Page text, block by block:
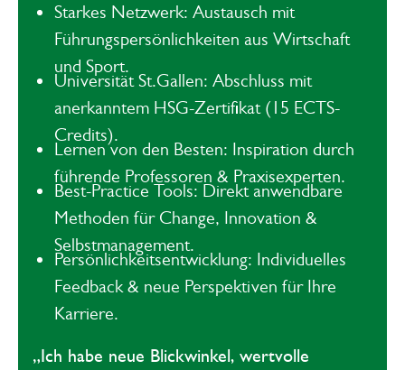
Starkes Netzwerk: Austausch mit
Führungspersönlichkeiten aus Wirtschaft
und Sport.
Universität St.Gallen: Abschluss mit
anerkanntem HSG-Zertifikat (15 ECTS-
Credits).
Lernen von den Besten: Inspiration durch
führende Professoren & Praxisexperten.
Best-Practice Tools: Direkt anwendbare
Methoden für Change, Innovation &
Selbstmanagement.
Persönlichkeitsentwicklung: Individuelles
Feedback & neue Perspektiven für Ihre
Karriere.
„Ich habe neue Blickwinkel, wertvolle